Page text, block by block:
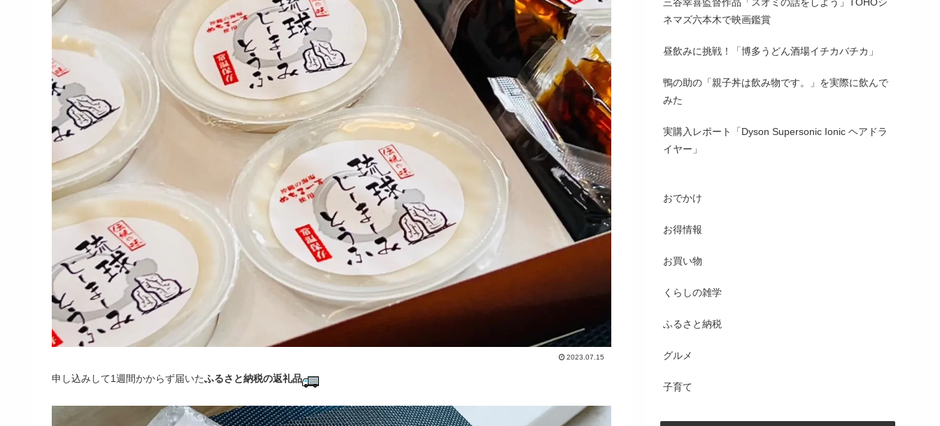
2023.07.15
申し込みして1週間かからず届いたふるさと納税の返礼品
ネマズ六本木で映画鑑賞
昼飲みに挑戦！「博多うどん酒場イチカバチカ」
鴨の助の「親子丼は飲み物です。」を実際に飲んで
みた
実購入レポート「Dyson Supersonic Ionic ヘアドラ
イヤー」
おでかけ
お得情報
お買い物
くらしの雑学
ふるさと納税
グルメ
子育て